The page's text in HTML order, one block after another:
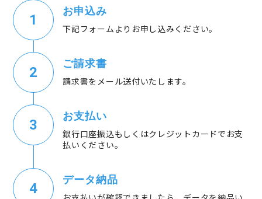
お申込み
下記フォームよりお申し込みください。
ご請求書
請求書をメール送付いたします。
お支払い
銀行口座振込もしくはクレジットカードでお支
払いください。
データ納品